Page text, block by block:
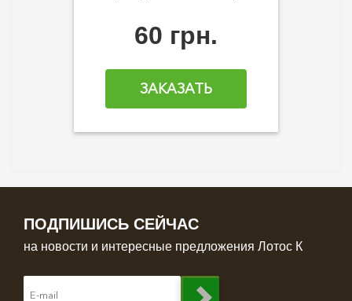
60 грн.
ЗАКАЗАТЬ
ПОДПИШИСЬ СЕЙЧАС
на новости и интересные предложения Лотос К